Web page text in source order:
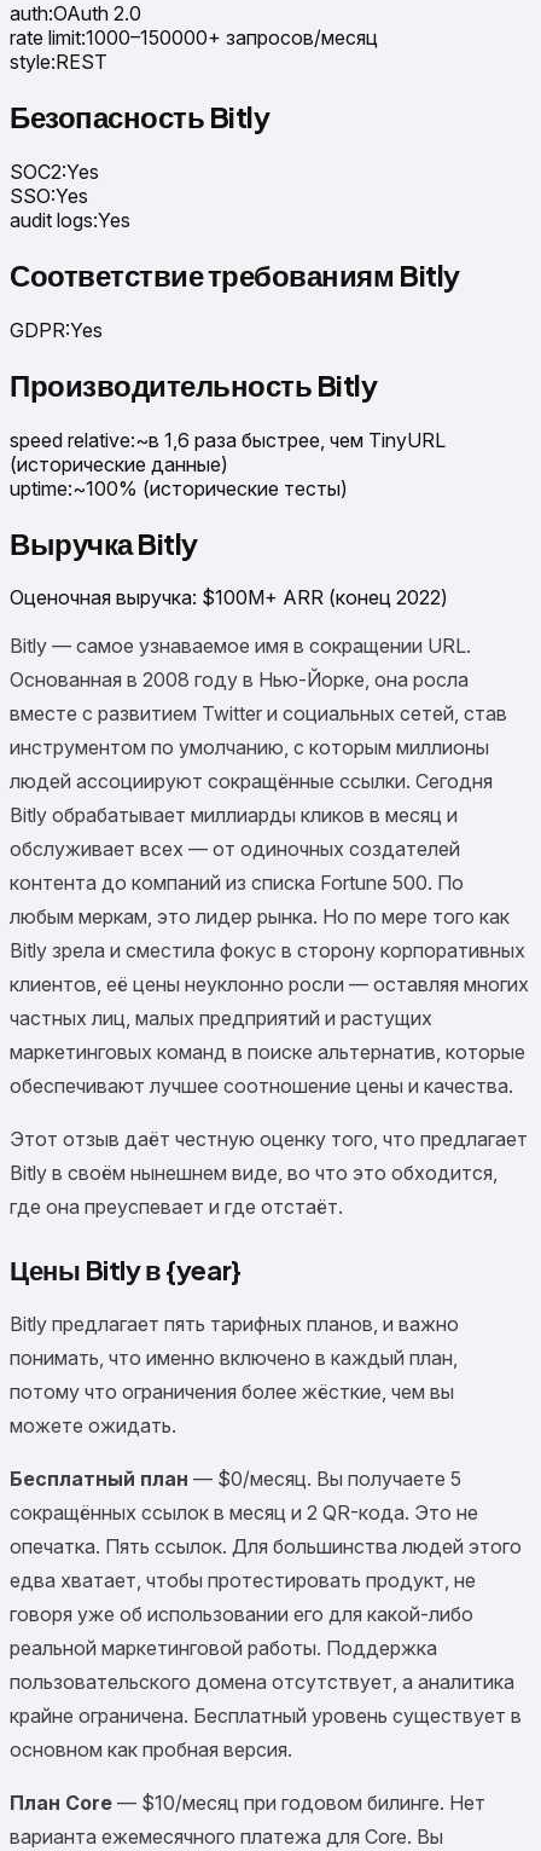
auth:OAuth 2.0
rate limit:1000–150000+ запросов/месяц
style:REST
Безопасность Bitly
SOC2:Yes
SSO:Yes
audit logs:Yes
Соответствие требованиям Bitly
GDPR:Yes
Производительность Bitly
speed relative:~в 1,6 раза быстрее, чем TinyURL
(исторические данные)
uptime:~100% (исторические тесты)
Выручка Bitly
Оценочная выручка: $100M+ ARR (конец 2022)
Bitly — самое узнаваемое имя в сокращении URL.
Основанная в 2008 году в Нью-Йорке, она росла
вместе с развитием Twitter и социальных сетей, став
инструментом по умолчанию, с которым миллионы
людей ассоциируют сокращённые ссылки. Сегодня
Bitly обрабатывает миллиарды кликов в месяц и
обслуживает всех — от одиночных создателей
контента до компаний из списка Fortune 500. По
любым меркам, это лидер рынка. Но по мере того как
Bitly зрела и сместила фокус в сторону корпоративных
клиентов, её цены неуклонно росли — оставляя многих
частных лиц, малых предприятий и растущих
маркетинговых команд в поиске альтернатив, которые
обеспечивают лучшее соотношение цены и качества.
Этот отзыв даёт честную оценку того, что предлагает
Bitly в своём нынешнем виде, во что это обходится,
где она преуспевает и где отстаёт.
Цены Bitly в {year}
Bitly предлагает пять тарифных планов, и важно
понимать, что именно включено в каждый план,
потому что ограничения более жёсткие, чем вы
можете ожидать.
Бесплатный план — $0/месяц. Вы получаете 5
сокращённых ссылок в месяц и 2 QR-кода. Это не
опечатка. Пять ссылок. Для большинства людей этого
едва хватает, чтобы протестировать продукт, не
говоря уже об использовании его для какой-либо
реальной маркетинговой работы. Поддержка
пользовательского домена отсутствует, а аналитика
крайне ограничена. Бесплатный уровень существует в
основном как пробная версия.
План Core — $10/месяц при годовом билинге. Нет
варианта ежемесячного платежа для Core. Вы